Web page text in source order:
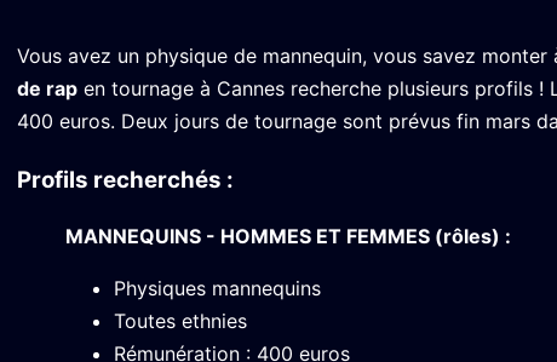
Vous avez un physique de mannequin, vous savez
de rap en tournage à Cannes recherche plusieurs profils
400 euros. Deux jours de tournage sont prévus fin mars
Profils recherchés :
MANNEQUINS - HOMMES ET FEMMES (rôles) :
Physiques mannequins
Toutes ethnies
Rémunération : 400 euros